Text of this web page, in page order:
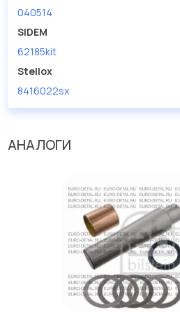
040514
SIDEM
62185kit
Stellox
8416022sx
АНАЛОГИ